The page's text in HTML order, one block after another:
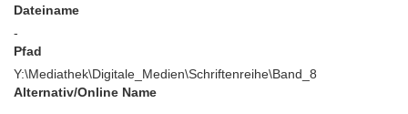
Dateiname
-
Pfad
Y:\Mediathek\Digitale_Medien\Schriftenreihe\Band_8
Alternativ/Online Name